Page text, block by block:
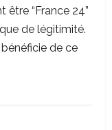
“France 24”
de légitimité.
de ce